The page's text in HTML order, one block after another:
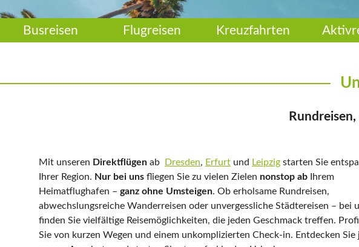
Busreisen Flugreisen Kreuzfahrten
Mit unseren Direktflügen ab Dresden, Erfurt und Leipzig starten Sie
Ihrer Region. Nur bei uns fliegen Sie zu vielen Zielen nonstop ab Ihrem
Heimatflughafen – ganz ohne Umsteigen. Ob erholsame Rundreisen,
abwechslungsreiche Wanderreisen oder unvergessliche Städtereisen – bei
finden Sie vielfältige Reisemöglichkeiten, die jeden Geschmack treffen.
Sie von kurzen Wegen und einem unkomplizierten Check-in. Entdecken Sie